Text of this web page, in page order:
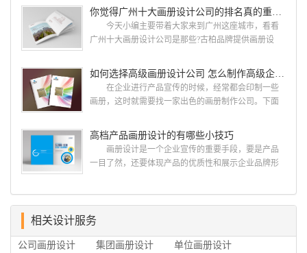
国网络应用的现状和趋势有很深的...
设计画册设计两个都是不能缺少的。标志设计画册设
计 简练、概括、完美!即要成功到几乎找不至更好
的替代方案的程度是我们的目标，其难度比之其它任
用目的、适用范畴并深刻...
你觉得广州十大画册设计公司的排名真的重要吗？
今天小编主要带着大家来到广州这座城市，看看
广州十大画册设计公司是那些?古柏品牌提供画册设
计经验,服务过3000多家的广州集团/单位/产品/目录画
册设计/印刷公司。相信不少喜欢设计的小伙伴都会对
今天的内容感兴趣吧! 一、广州的古柏设计 古
广的专业...
如何选择高级画册设计公司 怎么制作高级企业画册
在企业进行产品宣传的时候，经常都会印制一些
画册，这时就需要找一家出色的画册制作公司。下面
司，怎么制作高级企业画册?高级画册设计公司 如
何选择高级画册设计公司 首先是员工的能力是否
过硬。这包括调研人员观察捕捉信息、与企业顺利沟
练掌握制作软件，深谙画册设...
高档产品画册设计的有哪些小技巧
画册设计是一个企业宣传的重要手段，要是产品
一目了然，还要体现产品的优质性和展示企业品牌形
产品画册设计要注重企业文化，引起客户关注 现
在企业都在使用产品画册来进行市场宣传，高档产品
个成功的高档产品画册设计，能够将一个公司的企业
相关设计服务
公司画册设计 集团画册设计 单位画册设计